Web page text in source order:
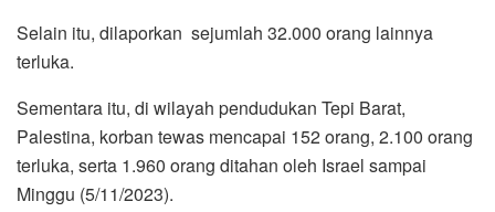
Selain itu, dilaporkan sejumlah 32.000 orang lainnya
terluka.
Sementara itu, di wilayah pendudukan Tepi Barat,
Palestina, korban tewas mencapai 152 orang, 2.100 orang
terluka, serta 1.960 orang ditahan oleh Israel sampai
Minggu (5/11/2023).